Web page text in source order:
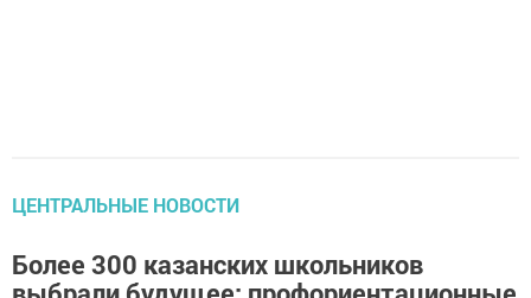
ЦЕНТРАЛЬНЫЕ НОВОСТИ
Более 300 казанских школьников